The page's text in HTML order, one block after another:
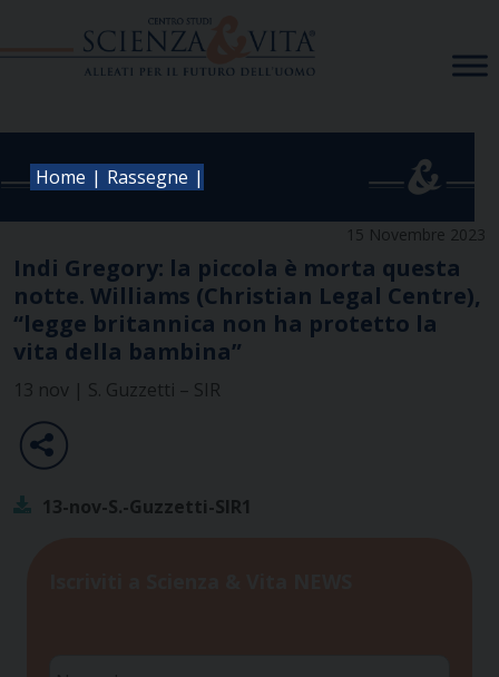
Home | Rassegne |
15 Novembre 2023
Indi Gregory: la piccola è morta questa
notte. Williams (Christian Legal Centre),
“legge britannica non ha protetto la
vita della bambina”
13 nov | S. Guzzetti – SIR
13-nov-S.-Guzzetti-SIR1